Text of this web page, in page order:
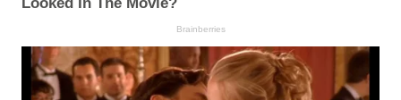
Brainberries